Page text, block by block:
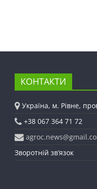
КОНТАКТИ
Україна, м. Рівне,
+38 067 364 71 72
Зворотній зв’язок